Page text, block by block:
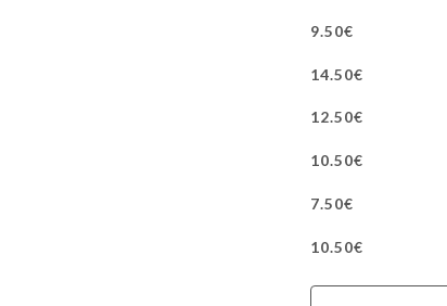
9.50€
14.50€
12.50€
10.50€
7.50€
10.50€